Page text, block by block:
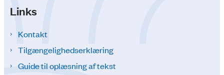
Links
Kontakt
Tilgængelighedserklæring
Guide til oplæsning af tekst